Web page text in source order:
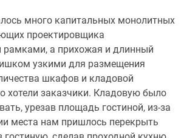
много капитальных монолитных
проектировщика
а прихожая и длинный
узкими для размещения
шкафов и кладовой
хотели заказчики. Кладовую было
урезав площадь гостиной, из-за
места нам пришлось перекрыть